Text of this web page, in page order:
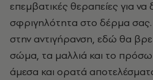
επεμβατικές θεραπείες για να
σφριγηλότητα στο δέρμα σας.
στην αντιγήρανση, εδώ θα
σώμα, τα μαλλιά και το
άμεσα και ορατά